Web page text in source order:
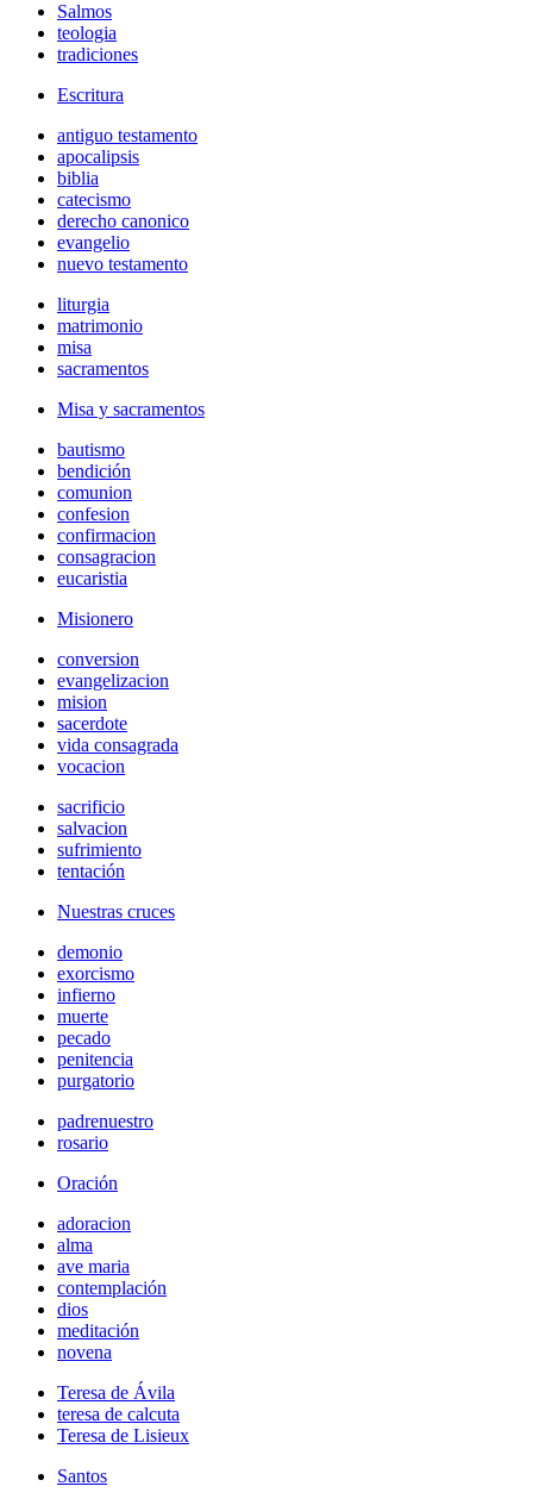
Salmos
teologia
tradiciones
Escritura
antiguo testamento
apocalipsis
biblia
catecismo
derecho canonico
evangelio
nuevo testamento
liturgia
matrimonio
misa
sacramentos
Misa y sacramentos
bautismo
bendición
comunion
confesion
confirmacion
consagracion
eucaristia
Misionero
conversion
evangelizacion
mision
sacerdote
vida consagrada
vocacion
sacrificio
salvacion
sufrimiento
tentación
Nuestras cruces
demonio
exorcismo
infierno
muerte
pecado
penitencia
purgatorio
padrenuestro
rosario
Oración
adoracion
alma
ave maria
contemplación
dios
meditación
novena
Teresa de Ávila
teresa de calcuta
Teresa de Lisieux
Santos